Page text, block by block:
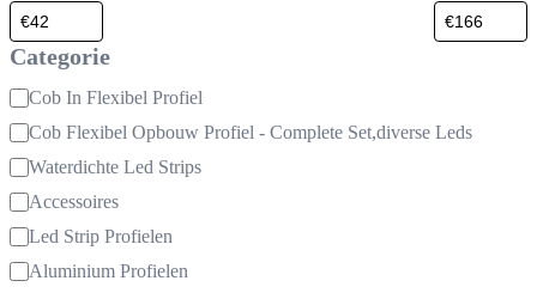
Categorie
Categorie
Cob In Flexibel Profiel
Cob Flexibel Opbouw Profiel - Complete Set,diverse Leds
Waterdichte Led Strips
Accessoires
Led Strip Profielen
Aluminium Profielen